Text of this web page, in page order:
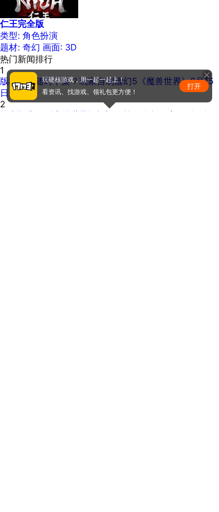
仁王完全版
类型: 角色扮演
题材: 奇幻 画面: 3D
热门新闻排行
1
版权问题随时下架？玩家自制虚幻5《魔兽世界》8月15
日上线
2
玩硬核游戏，用一起一起上！
看资讯、找游戏、领礼包更方便！
打开